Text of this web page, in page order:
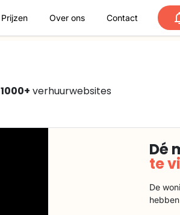
Prijzen Over ons Contact
1000+ verhuurwebsites
Dé
te
De